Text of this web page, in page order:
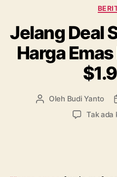
Jelang Deal
Harga
Penulis
Oleh Budi Yanto
Tak ada